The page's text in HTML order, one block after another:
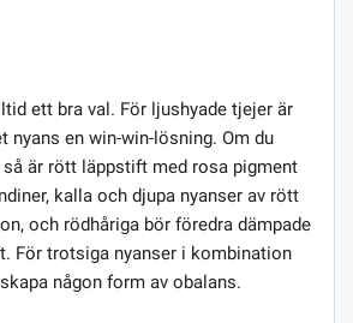
ett bra val. För ljushyade tjejer är
nyans en win-win-lösning. Om du
så är rött läppstift med rosa pigment
kalla och djupa nyanser av rött
och rödhåriga bör föredra dämpade
För trotsiga nyanser i kombination
någon form av obalans.